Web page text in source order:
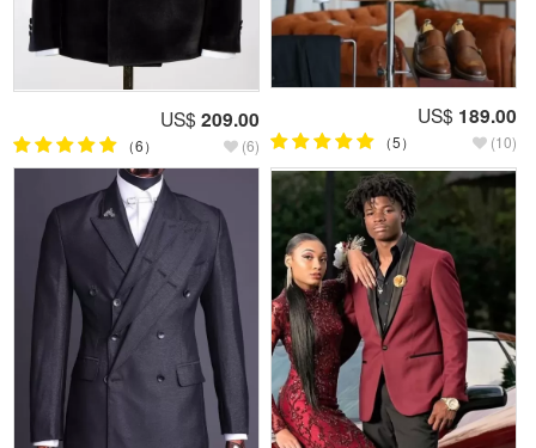
US$ 209.00
（6） (6)
US$ 189.00
（5） (10)